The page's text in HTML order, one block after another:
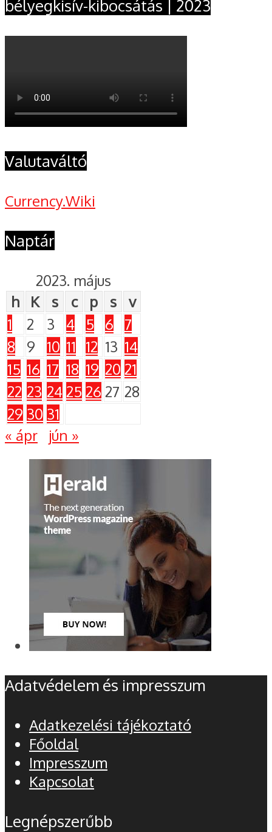
bélyegkisív-kibocsátás | 2023
Valutaváltó
Currency.Wiki
Naptár
2023. május
h
K s c p s
v
1
2 3 4 5 6
7
8
9 10 11 12 13 14
15 16 17 18 19 20 21
22 23 2425 26 27 28
29 30 31
« ápr
jún »
Adatvédelem és impresszum
Adatkezelési tájékoztató
Főoldal
Impresszum
Kapcsolat
Legnépszerűbb